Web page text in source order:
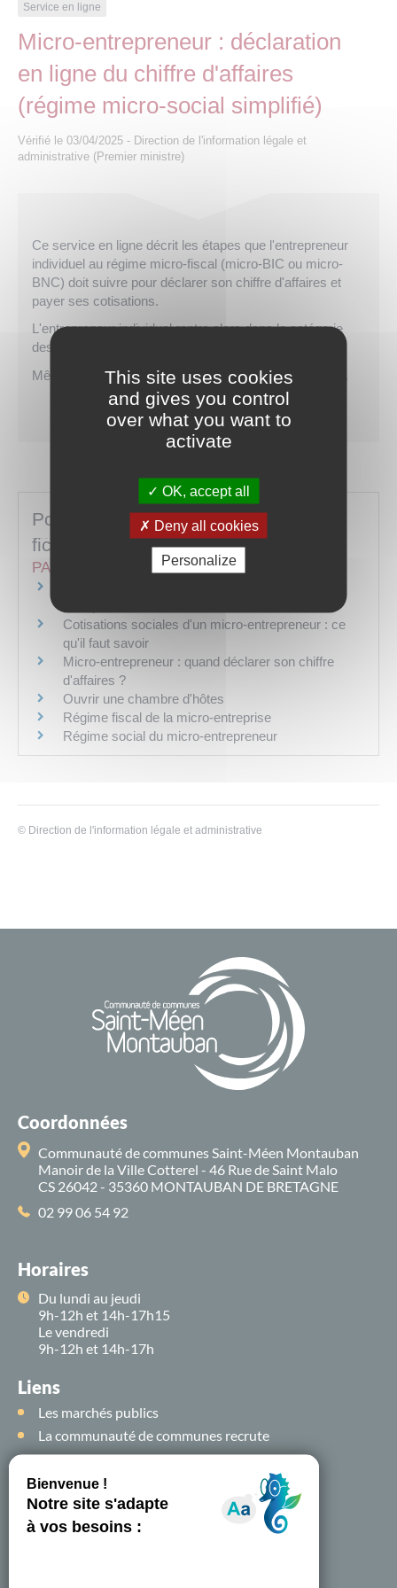
Eau et assainissement
Numérique
Annuaire de contacts
Les offres d’emploi de la communauté de
Nos publications
Service en ligne
Micro-entrepreneur : déclaration
en ligne du chiffre d'affaires
(régime micro-social simplifié)
Vérifié le 03/04/2025 - Direction de l'information légale et
administrative (Premier ministre)
Ce service en ligne décrit les étapes que l'entrepreneur
individuel au régime micro-fiscal (micro-BIC ou micro-
BNC) doit suivre pour déclarer son chiffre d'affaires et
payer ses cotisations.
L'entrepreneur individuel rentre alors dans la catégorie
des entrepreneurs dits micro ou auto-entrepreneurs.
Même un chiffre d'affaires égal à zéro doit être déclaré.
Accéder au service en ligne
Pour toute explication, consulter les
fiches pratiques :
PARTICULIERS
Cotisations sociales d'un micro-entrepreneur : ce
qu'il faut savoir
Micro-entrepreneur : quand déclarer son chiffre
d'affaires ?
Ouvrir une chambre d'hôtes
Régime fiscal de la micro-entreprise
Régime social du micro-entrepreneur
© Direction de l'information légale et administrative
Coordonnées
Communauté de communes Saint-Méen Montauban
Manoir de la Ville Cotterel - 46 Rue de Saint Malo
CS 26042 - 35360 MONTAUBAN DE BRETAGNE
02 99 06 54 92
Horaires
Du lundi au jeudi
9h-12h et 14h-17h15
Le vendredi
9h-12h et 14h-17h
Liens
Les marchés publics
La communauté de communes recrute
Suivez-nous sur
les
réseaux sociaux !
This site uses cookies
and gives you control
over what you want to
activate
OK, accept all
Deny all cookies
Personalize